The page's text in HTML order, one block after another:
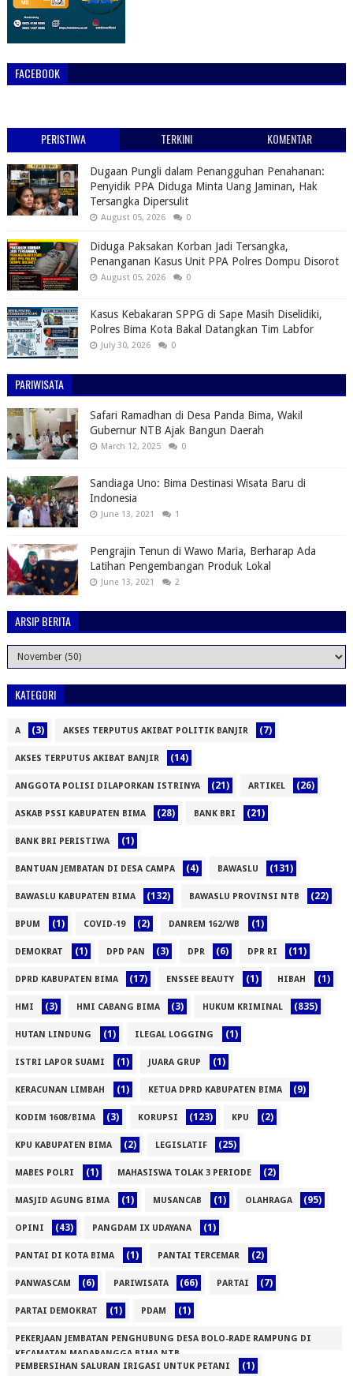
FACEBOOK
PERISTIWA TERKINI KOMENTAR
Dugaan Pungli dalam Penangguhan Penahanan:
Penyidik PPA Diduga Minta Uang Jaminan, Hak
Tersangka Dipersulit
August 05, 2026 0
Diduga Paksakan Korban Jadi Tersangka,
Penanganan Kasus Unit PPA Polres Dompu Disorot
August 05, 2026 0
Kasus Kebakaran SPPG di Sape Masih Diselidiki,
Polres Bima Kota Bakal Datangkan Tim Labfor
July 30, 2026 0
PARIWISATA
Safari Ramadhan di Desa Panda Bima, Wakil
Gubernur NTB Ajak Bangun Daerah
March 12, 2025 0
Sandiaga Uno: Bima Destinasi Wisata Baru di
Indonesia
June 13, 2021 1
Pengrajin Tenun di Wawo Maria, Berharap Ada
Latihan Pengembangan Produk Lokal
June 13, 2021 2
ARSIP BERITA
KATEGORI
A (3) AKSES TERPUTUS AKIBAT POLITIK BANJIR (7)
AKSES TERPUTUS AKIBAT BANJIR (14)
ANGGOTA POLISI DILAPORKAN ISTRINYA (21) ARTIKEL (26)
ASKAB PSSI KABUPATEN BIMA (28) BANK BRI (21)
BANK BRI PERISTIWA (1)
BANTUAN JEMBATAN DI DESA CAMPA (4) BAWASLU (131)
BAWASLU KABUPATEN BIMA (132) BAWASLU PROVINSI NTB (22)
BPUM (1) COVID-19 (2) DANREM 162/WB (1)
DEMOKRAT (1) DPD PAN (3) DPR (6) DPR RI (11)
DPRD KABUPATEN BIMA (17) ENSSEE BEAUTY (1) HIBAH (1)
HMI (3) HMI CABANG BIMA (3) HUKUM KRIMINAL (835)
HUTAN LINDUNG (1) ILEGAL LOGGING (1)
ISTRI LAPOR SUAMI (1) JUARA GRUP (1)
KERACUNAN LIMBAH (1) KETUA DPRD KABUPATEN BIMA (9)
KODIM 1608/BIMA (3) KORUPSI (123) KPU (2)
KPU KABUPATEN BIMA (2) LEGISLATIF (25)
MABES POLRI (1) MAHASISWA TOLAK 3 PERIODE (2)
MASJID AGUNG BIMA (1) MUSANCAB (1) OLAHRAGA (95)
OPINI (43) PANGDAM IX UDAYANA (1)
PANTAI DI KOTA BIMA (1) PANTAI TERCEMAR (2)
PANWASCAM (6) PARIWISATA (66) PARTAI (7)
PARTAI DEMOKRAT (1) PDAM (1)
PEKERJAAN JEMBATAN PENGHUBUNG DESA BOLO-RADE RAMPUNG DI
KECAMATAN MADAPANGGA BIMA NTB
(1)PEMBERSIHAN SALURAN IRIGASI UNTUK PETANI (1)